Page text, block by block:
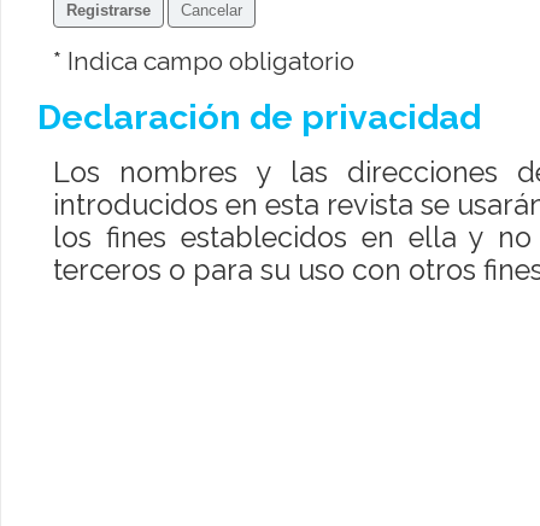
* Indica campo obligatorio
Declaración de privacidad
Los nombres y las direcciones
introducidos en esta revista se
los fines establecidos en ella y
terceros o para su uso con otros